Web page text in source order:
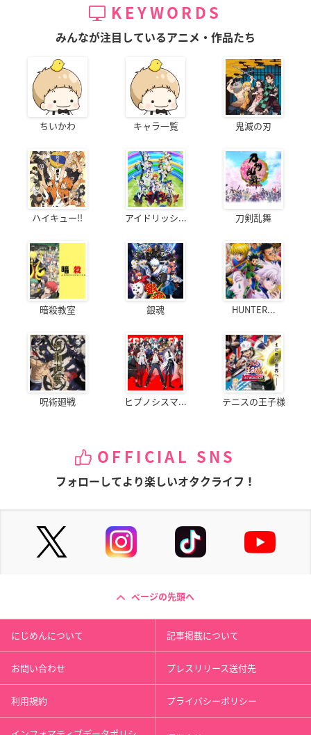
KEYWORDS
みんなが注目しているアニメ・作品たち
ちいかわ キャラ一覧 鬼滅の刃
ハイキュー!! アイドリッシ... 刀剣乱舞
暗殺教室 銀魂 HUNTER...
呪術廻戦 ヒプノシスマ... テニスの王子様
OFFICIAL SNS
フォローしてより楽しいオタクライフ！
ページの先頭へ
にじめんについて 記事掲載について
お問い合わせ プレスリリース送付先
利用規約 プライバシーポリシー